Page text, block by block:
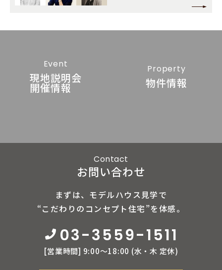
Contact
お問い合わせ
まずは、モデルハウス見学で
“こだわりのコンセプト住宅”を体感。
03-3559-1511
[営業時間] 9:00〜18:00 (⽔‧⽊ 定休)
Event
現地説明会
開催情報
Property
物件情報